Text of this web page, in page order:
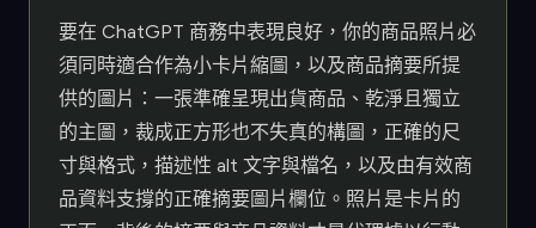
要在 ChatGPT 商務中表現良好，你的商品照片必
須同時適合作為小卡片縮圖，以及商品摘要所提
供的圖片：一張準確呈現出貨商品、乾淨且獨立
的主圖，裁成正方形也不失真的構圖，正確的尺
寸與格式，描述性 alt 文字與檔名，以及由有效商
品資料支撐的正確摘要圖片欄位。照片是卡片的